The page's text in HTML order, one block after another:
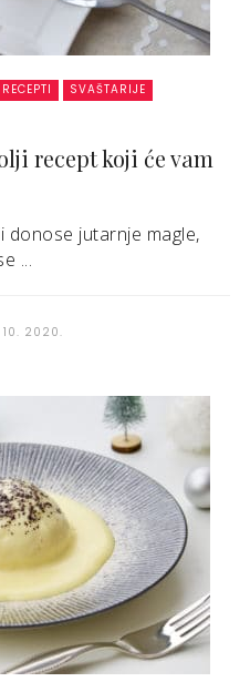
RECEPTI
SVAŠTARIJE
recept koji će vam
donose jutarnje magle,
...
10. 2020.